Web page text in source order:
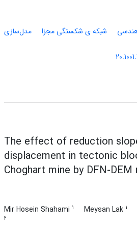
شبکه ی شکستگی مجزا
مدل‌سازی
The effect of reduction
displacement in tectonic
Choghart mine by DFN-
Mir Hosein Shahami 1 Meysan Lak 1
2